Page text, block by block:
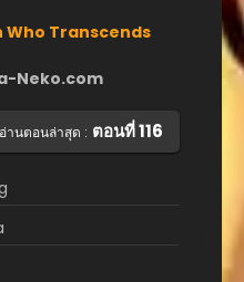
Who Transcends
Neko.com
อ่านตอนล่าสุด : ตอนที่ 116